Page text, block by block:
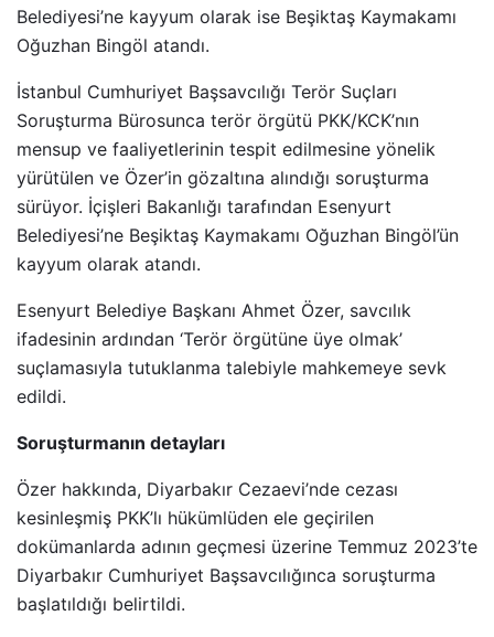
Belediyesi’ne kayyum olarak ise Beşiktaş Kaymakamı
Oğuzhan Bingöl atandı.
İstanbul Cumhuriyet Başsavcılığı Terör Suçları
Soruşturma Bürosunca terör örgütü PKK/KCK’nın
mensup ve faaliyetlerinin tespit edilmesine yönelik
yürütülen ve Özer’in gözaltına alındığı soruşturma
sürüyor. İçişleri Bakanlığı tarafından Esenyurt
Belediyesi’ne Beşiktaş Kaymakamı Oğuzhan Bingöl’ün
kayyum olarak atandı.
Esenyurt Belediye Başkanı Ahmet Özer, savcılık
ifadesinin ardından ‘Terör örgütüne üye olmak’
suçlamasıyla tutuklanma talebiyle mahkemeye sevk
edildi.
Soruşturmanın detayları
Özer hakkında, Diyarbakır Cezaevi’nde cezası
kesinleşmiş PKK’lı hükümlüden ele geçirilen
dokümanlarda adının geçmesi üzerine Temmuz 2023’te
Diyarbakır Cumhuriyet Başsavcılığınca soruşturma
başlatıldığı belirtildi.